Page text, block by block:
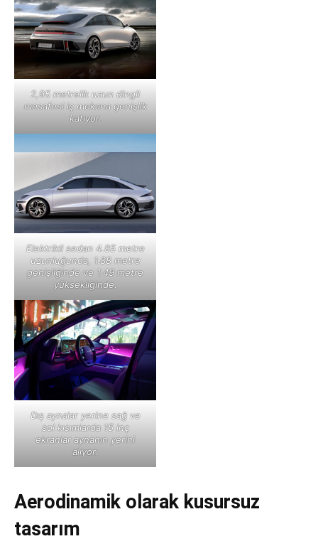
2,95 metrelik uzun dingil
mesafesi iç mekana genişlik
katıyor.
Elektrikli sedan 4.85 metre
uzunluğunda, 1.88 metre
genişliğinde ve 1.49 metre
yüksekliğinde.
Dış aynalar yerine sağ ve
sol kısımlarda 15 inç
ekranlar aynanın yerini
alıyor.
Aerodinamik olarak kusursuz
tasarım